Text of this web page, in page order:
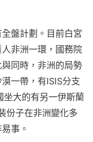
盤計劃。目前白宮
非洲一環，國務院
同時，非洲的局勢
一帶，有ISIS分支
坐大的有另一伊斯蘭
份子在非洲變化多
事。